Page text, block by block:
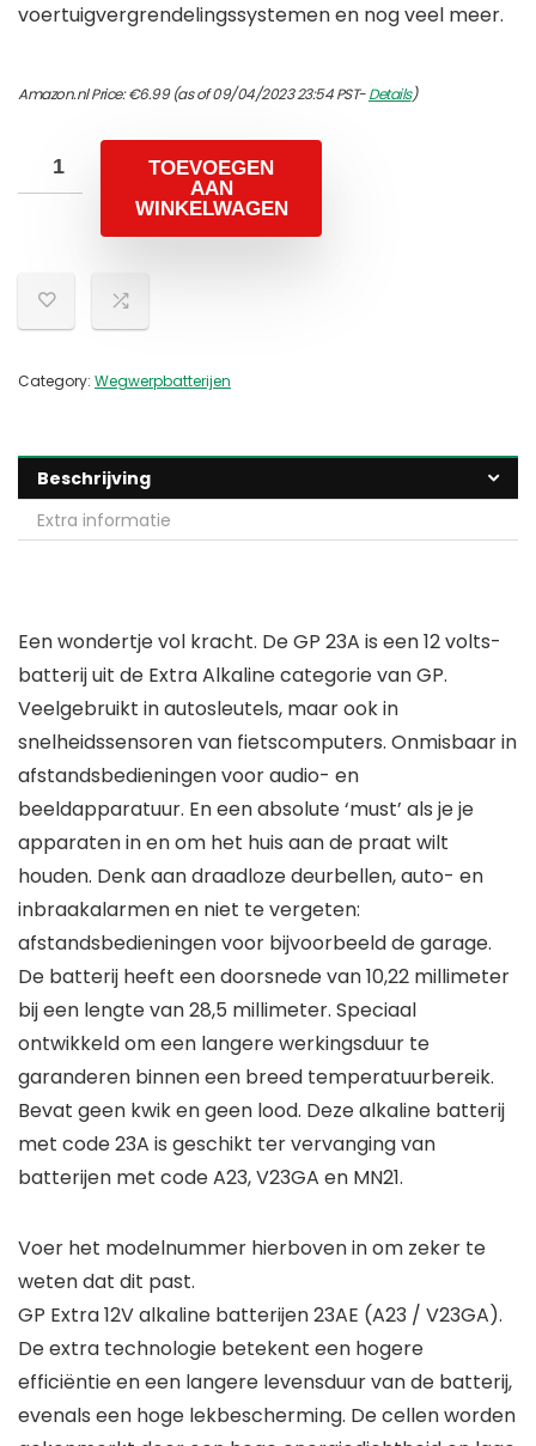
voertuigvergrendelingssystemen en nog veel meer.
Amazon.nl Price:€6.99(as of 09/04/2023 23:54 PST-Details)
TOEVOEGEN
AAN
WINKELWAGEN
Category: Wegwerpbatterijen
Beschrijving
Extra informatie
Een wondertje vol kracht. De GP 23A is een 12 volts-
batterij uit de Extra Alkaline categorie van GP.
Veelgebruikt in autosleutels, maar ook in
snelheidssensoren van fietscomputers. Onmisbaar in
afstandsbedieningen voor audio- en
beeldapparatuur. En een absolute ‘must’ als je je
apparaten in en om het huis aan de praat wilt
houden. Denk aan draadloze deurbellen, auto- en
inbraakalarmen en niet te vergeten:
afstandsbedieningen voor bijvoorbeeld de garage.
De batterij heeft een doorsnede van 10,22 millimeter
bij een lengte van 28,5 millimeter. Speciaal
ontwikkeld om een langere werkingsduur te
garanderen binnen een breed temperatuurbereik.
Bevat geen kwik en geen lood. Deze alkaline batterij
met code 23A is geschikt ter vervanging van
batterijen met code A23, V23GA en MN21.
Voer het modelnummer hierboven in om zeker te
weten dat dit past.
GP Extra 12V alkaline batterijen 23AE (A23 / V23GA).
De extra technologie betekent een hogere
efficiëntie en een langere levensduur van de batterij,
evenals een hoge lekbescherming. De cellen worden